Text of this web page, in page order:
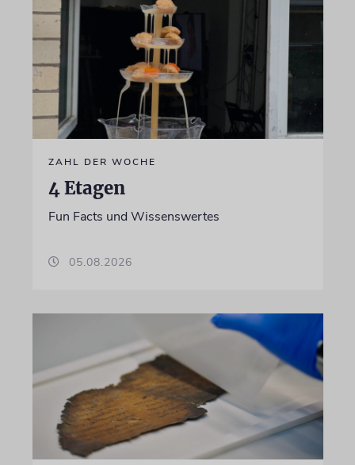
ZAHL DER WOCHE
4 Etagen
Fun Facts und Wissenswertes
05.08.2026